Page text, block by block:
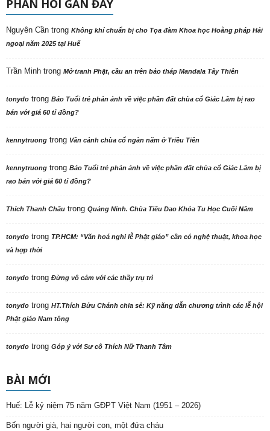
PHẢN HỒI GẦN ĐÂY
Nguyên Cần trong Không khí chuẩn bị cho Tọa đàm Khoa học Hoằng pháp Hải
ngoại năm 2025 tại Huế
Trần Minh trong Mở tranh Phật, cầu an trên bảo tháp Mandala Tây Thiên
tonydo trong Báo Tuổi trẻ phản ảnh về việc phần đất chùa cổ Giác Lâm bị rao
bán với giá 60 tỉ đồng?
kennytruong trong Vãn cảnh chùa cổ ngàn năm ở Triều Tiên
kennytruong trong Báo Tuổi trẻ phản ảnh về việc phần đất chùa cổ Giác Lâm bị
rao bán với giá 60 tỉ đồng?
Thích Thanh Châu trong Quảng Ninh. Chùa Tiêu Dao Khóa Tu Học Cuối Năm
tonydo trong TP.HCM: “Văn hoá nghi lễ Phật giáo” cần có nghệ thuật, khoa học
và hợp thời
tonydo trong Đừng vô cảm với các thầy trụ trì
tonydo trong HT.Thích Bửu Chánh chia sẻ: Kỹ năng dẫn chương trình các lễ hội
Phật giáo Nam tông
tonydo trong Góp ý với Sư cô Thích Nữ Thanh Tâm
BÀI MỚI
Huế: Lễ kỷ niệm 75 năm GĐPT Việt Nam (1951 – 2026)
Bốn người già, hai người con, một đứa cháu